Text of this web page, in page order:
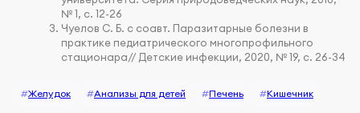
№ 1, с. 12-26
Чуелов С. Б. с соавт. Паразитарные болезни в
практике педиатрического многопрофильного
стационара// Детские инфекции, 2020, № 19, с. 26-34
#Желудок #Анализы для детей #Печень #Кишечник